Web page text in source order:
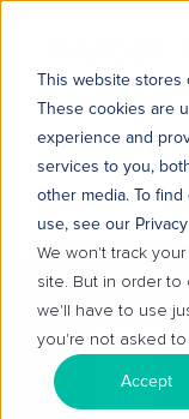
This website stores
These cookies are
experience and
services to you,
other media. To
use, see our
We won't track
site. But in order to
we'll have to use
you're not asked
Accept